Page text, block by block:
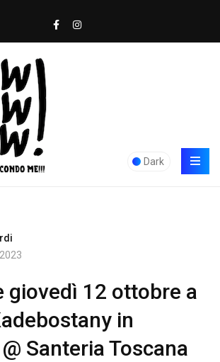
Dark
giovedì 12 ottobre a
in
Santeria Toscana